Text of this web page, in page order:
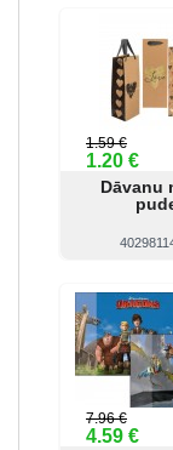
1.59 €
1.20 €
Dāvanu
7.96 €
4.59 €